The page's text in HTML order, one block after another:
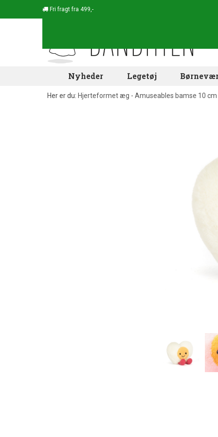
Fri fragt fra 499,-
Nyheder Legetøj
Her er du: Hjerteformet æg - Amuseables bamse 10 cm